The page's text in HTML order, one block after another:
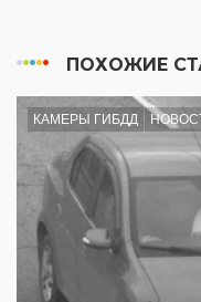
ПОХОЖИЕ
КАМЕРЫ ГИБДД